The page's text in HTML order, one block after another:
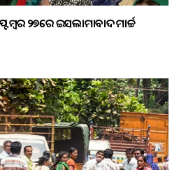
୨୭ରେ ଇସଲାମାବାଦ ମାର୍ଚ୍ଚ